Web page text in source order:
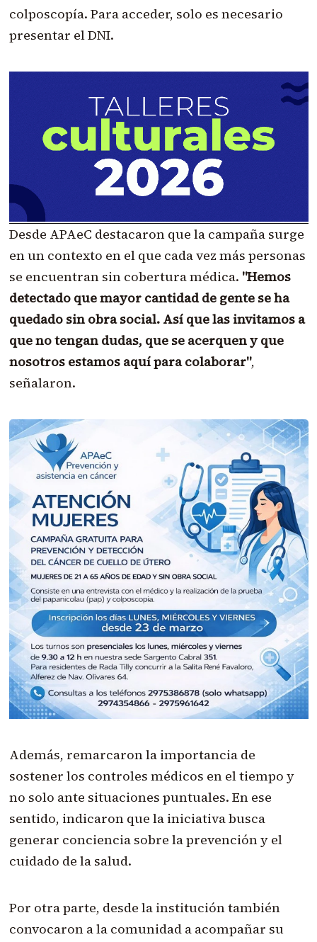
colposcopía. Para acceder, solo es necesario
presentar el DNI.
Desde APAeC destacaron que la campaña surge
en un contexto en el que cada vez más personas
se encuentran sin cobertura médica. "Hemos
detectado que mayor cantidad de gente se ha
quedado sin obra social. Así que las invitamos a
que no tengan dudas, que se acerquen y que
nosotros estamos aquí para colaborar",
señalaron.
Además, remarcaron la importancia de
sostener los controles médicos en el tiempo y
no solo ante situaciones puntuales. En ese
sentido, indicaron que la iniciativa busca
generar conciencia sobre la prevención y el
cuidado de la salud.
Por otra parte, desde la institución también
convocaron a la comunidad a acompañar su